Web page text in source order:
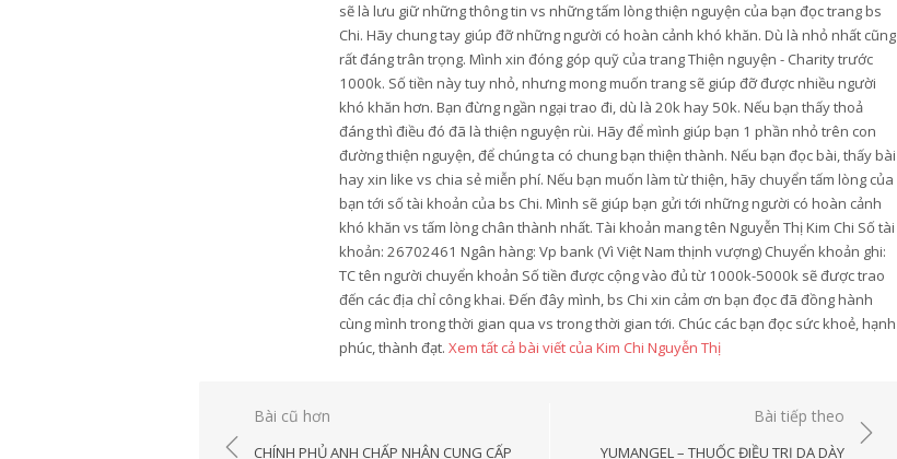
sẽ là lưu giữ những thông tin vs những tấm lòng thiện nguyện của bạn đọc trang bs
Chi. Hãy chung tay giúp đỡ những người có hoàn cảnh khó khăn. Dù là nhỏ nhất cũng
rất đáng trân trọng. Mình xin đóng góp quỹ của trang Thiện nguyện - Charity trước
1000k. Số tiền này tuy nhỏ, nhưng mong muốn trang sẽ giúp đỡ được nhiều người
khó khăn hơn. Bạn đừng ngần ngại trao đi, dù là 20k hay 50k. Nếu bạn thấy thoả
đáng thì điều đó đã là thiện nguyện rùi. Hãy để mình giúp bạn 1 phần nhỏ trên con
đường thiện nguyện, để chúng ta có chung bạn thiện thành. Nếu bạn đọc bài, thấy bài
hay xin like vs chia sẻ miễn phí. Nếu bạn muốn làm từ thiện, hãy chuyển tấm lòng của
bạn tới số tài khoản của bs Chi. Mình sẽ giúp bạn gửi tới những người có hoàn cảnh
khó khăn vs tấm lòng chân thành nhất. Tài khoản mang tên Nguyễn Thị Kim Chi Số tài
khoản: 26702461 Ngân hàng: Vp bank (Vì Việt Nam thịnh vượng) Chuyển khoản ghi:
TC tên người chuyển khoản Số tiền được cộng vào đủ từ 1000k-5000k sẽ được trao
đến các địa chỉ công khai. Đến đây mình, bs Chi xin cảm ơn bạn đọc đã đồng hành
cùng mình trong thời gian qua vs trong thời gian tới. Chúc các bạn đọc sức khoẻ, hạnh
phúc, thành đạt. Xem tất cả bài viết của Kim Chi Nguyễn Thị
Điều
hướng
Bài cũ hơn
CHÍNH PHỦ ANH CHẤP NHẬN CUNG CẤP
Bài tiếp theo
YUMANGEL – THUỐC ĐIỀU TRỊ DẠ DÀY